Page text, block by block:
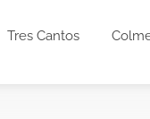
Tres Cantos